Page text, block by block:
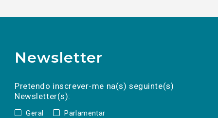
Newsletter
Pretendo inscrever-me na(s) seguinte(s)
Newsletter(s):
Geral Parlamentar
a(s) newsletter(s).
mail